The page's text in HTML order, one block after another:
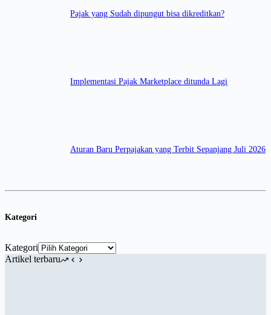
Pajak yang Sudah dipungut bisa dikreditkan?
Implementasi Pajak Marketplace ditunda Lagi
Aturan Baru Perpajakan yang Terbit Sepanjang Juli 2026
Kategori
Kategori
Artikel terbaru